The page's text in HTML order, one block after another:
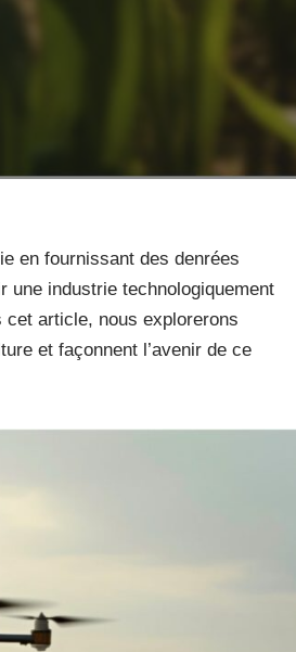
en fournissant des denrées
une industrie technologiquement
article, nous explorerons
et façonnent l’avenir de ce